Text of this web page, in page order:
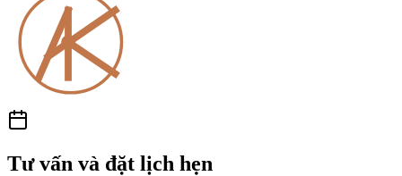
Tư vấn và đặt lịch hẹn